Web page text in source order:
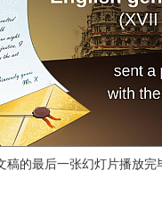
稿的最后一张幻灯片播放